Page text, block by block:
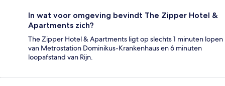
In wat voor omgeving bevindt The Zipper Hotel &
Apartments zich?
The Zipper Hotel & Apartments ligt op slechts 1 minuten lopen
van Metrostation Dominikus-Krankenhaus en 6 minuten
loopafstand van Rijn.